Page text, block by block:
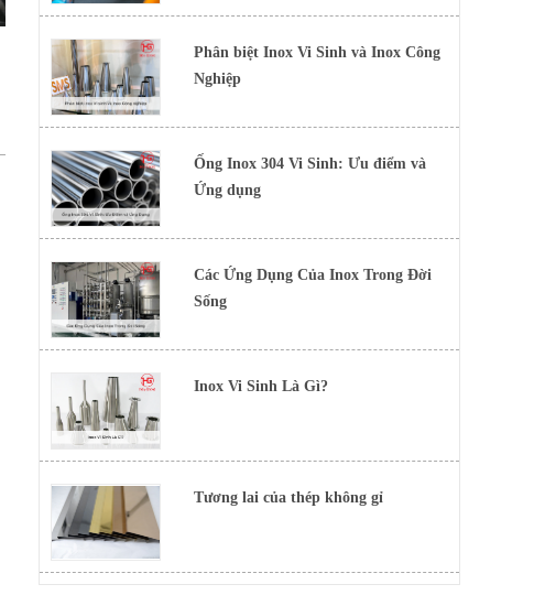
Phân biệt Inox Vi Sinh và Inox Công
Nghiệp
Ống Inox 304 Vi Sinh: Ưu điểm và
Ứng dụng
Các Ứng Dụng Của Inox Trong Đời
Sống
Inox Vi Sinh Là Gì?
Tương lai của thép không gỉ